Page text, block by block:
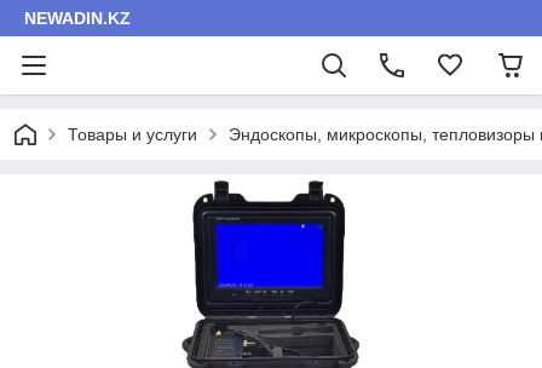
NEWADIN.KZ
Товары и услуги Эндоскопы, микроскопы,